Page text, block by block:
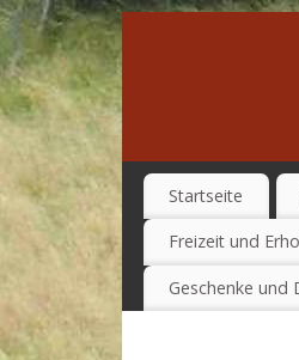
Startseite
Freizeit und
Geschenke und